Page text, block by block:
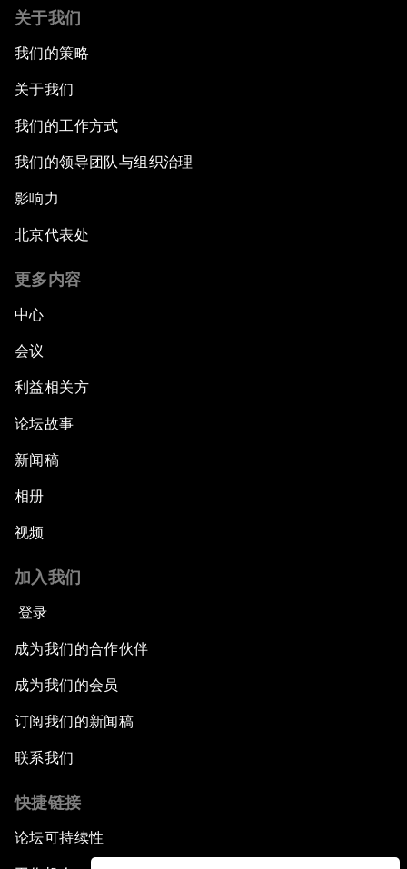
关于我们
我们的策略
关于我们
我们的工作方式
我们的领导团队与组织治理
影响力
北京代表处
更多内容
中心
会议
利益相关方
论坛故事
新闻稿
相册
视频
加入我们
登录
成为我们的合作伙伴
成为我们的会员
订阅我们的新闻稿
联系我们
快捷链接
论坛可持续性